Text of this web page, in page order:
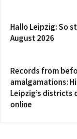
Hallo Leipzig: So
August 2026
Records from
amalgamations:
Leipzig’s districts
online